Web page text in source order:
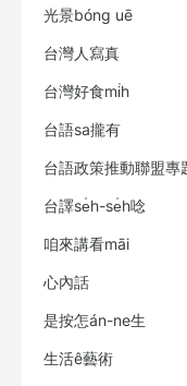
光景bóng uē
台灣人寫真
台灣好食mi̍h
台語sa攏有
台語政策推動聯盟專
台譯se̍h-se̍h唸
咱來講看māi
心內話
是按怎án-ne生
生活ê藝術